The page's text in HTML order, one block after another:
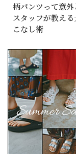
柄パンツって意外
スタッフが教え
こなし術